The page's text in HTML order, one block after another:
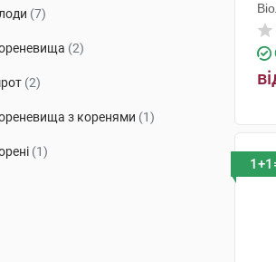
(7)
(2)
(2)
з коренями (1)
(1)